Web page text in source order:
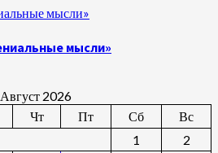
мысли»
мысли»
Август 2026
Чт Пт Сб
Вс
1
2